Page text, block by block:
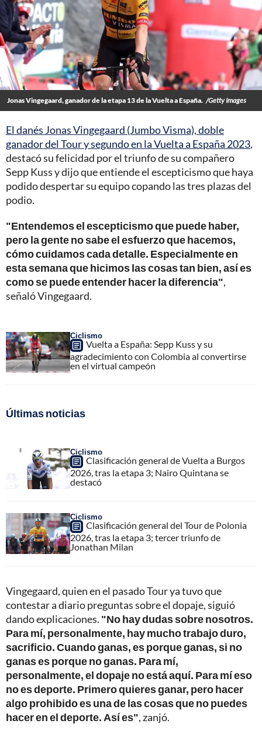
Jonas Vingegaard, ganador de la etapa 13 de la Vuelta a España. /Getty Images
El danés Jonas Vingegaard (Jumbo Visma), doble
ganador del Tour y segundo en la Vuelta a España 2023,
destacó su felicidad por el triunfo de su compañero
Sepp Kuss y dijo que entiende el escepticismo que haya
podido despertar su equipo copando las tres plazas del
podio.
"Entendemos el escepticismo que puede haber,
pero la gente no sabe el esfuerzo que hacemos,
cómo cuidamos cada detalle. Especialmente en
esta semana que hicimos las cosas tan bien, así es
como se puede entender hacer la diferencia",
señaló Vingegaard.
Ciclismo
Vuelta a España: Sepp Kuss y su
agradecimiento con Colombia al convertirse
en el virtual campeón
Últimas noticias
Ciclismo
Clasificación general de Vuelta a Burgos
2026, tras la etapa 3; Nairo Quintana se
destacó
Ciclismo
Clasificación general del Tour de Polonia
2026, tras la etapa 3; tercer triunfo de
Jonathan Milan
Vingegaard, quien en el pasado Tour ya tuvo que
contestar a diario preguntas sobre el dopaje, siguió
dando explicaciones. "No hay dudas sobre nosotros.
Para mí, personalmente, hay mucho trabajo duro,
sacrificio. Cuando ganas, es porque ganas, si no
ganas es porque no ganas. Para mí,
personalmente, el dopaje no está aquí. Para mí eso
no es deporte. Primero quieres ganar, pero hacer
algo prohibido es una de las cosas que no puedes
hacer en el deporte. Así es", zanjó.